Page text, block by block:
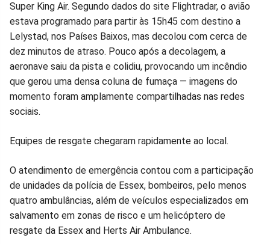
Super King Air. Segundo dados do site Flightradar, o avião
estava programado para partir às 15h45 com destino a
Lelystad, nos Países Baixos, mas decolou com cerca de
dez minutos de atraso. Pouco após a decolagem, a
aeronave saiu da pista e colidiu, provocando um incêndio
que gerou uma densa coluna de fumaça — imagens do
momento foram amplamente compartilhadas nas redes
sociais.
Equipes de resgate chegaram rapidamente ao local.
O atendimento de emergência contou com a participação
de unidades da polícia de Essex, bombeiros, pelo menos
quatro ambulâncias, além de veículos especializados em
salvamento em zonas de risco e um helicóptero de
resgate da Essex and Herts Air Ambulance.